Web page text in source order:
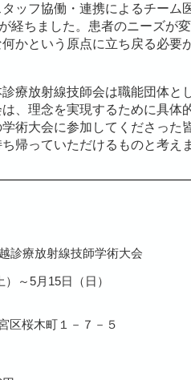
ッフ協働・連携によるチーム
経ちました。患者のニーズが
かという原点に立ち戻る必要
療放射線技師会は職能団体と
、理念を実現するために具体
術大会に参加してくださった
帰っていただけるものと考えま
診療放射線技師学術大会
～5月15日（日）
区桜木町１－７－５